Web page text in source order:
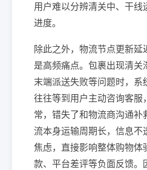
用户难以分辨清关中、干线
进度。
除此之外，物流节点更新延
是高频痛点。包裹出现清关
末端派送失败等问题时，系
往往等到用户主动咨询客服
常，错失了和物流商沟通补
流本身运输周期长，信息不
焦虑，直接影响整体购物体
款、平台差评等负面反馈。